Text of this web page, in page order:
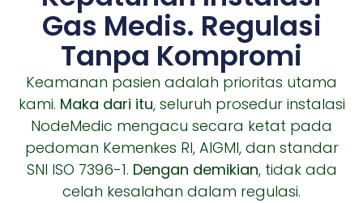
Gas Medis. Regulasi
Tanpa Kompromi
Keamanan pasien adalah prioritas utama
kami. Maka dari itu, seluruh prosedur instalasi
NodeMedic mengacu secara ketat pada
pedoman Kemenkes RI, AIGMI, dan standar
SNI ISO 7396-1. Dengan demikian, tidak ada
celah kesalahan dalam regulasi.